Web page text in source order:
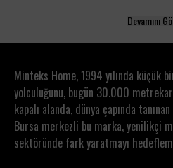
Devamını
Minteks Home, 1994 yılında küçük
yolculuğunu, bugün 30.000
kapalı alanda, dünya çapında
Bursa merkezli bu marka, yenilikçi
sektöründe fark yaratmayı